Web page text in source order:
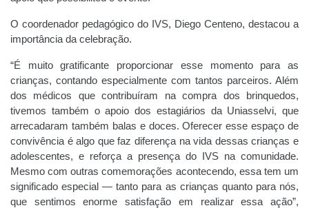
O coordenador pedagógico do IVS, Diego Centeno, destacou a
importância da celebração.
“É muito gratificante proporcionar esse momento para as
crianças, contando especialmente com tantos parceiros. Além
dos médicos que contribuíram na compra dos brinquedos,
tivemos também o apoio dos estagiários da Uniasselvi, que
arrecadaram também balas e doces. Oferecer esse espaço de
convivência é algo que faz diferença na vida dessas crianças e
adolescentes, e reforça a presença do IVS na comunidade.
Mesmo com outras comemorações acontecendo, essa tem um
significado especial — tanto para as crianças quanto para nós,
que sentimos enorme satisfação em realizar essa ação”,